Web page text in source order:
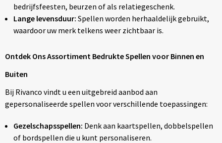
bedrijfsfeesten, beurzen of als relatiegeschenk.
Lange levensduur: Spellen worden herhaaldelijk gebruikt,
waardoor uw merk telkens weer zichtbaar is.
Ontdek Ons Assortiment Bedrukte Spellen voor Binnen en
Buiten
Bij Rivanco vindt u een uitgebreid aanbod aan
gepersonaliseerde spellen voor verschillende toepassingen:
Gezelschapsspellen: Denk aan kaartspellen, dobbelspellen
of bordspellen die u kunt personaliseren.